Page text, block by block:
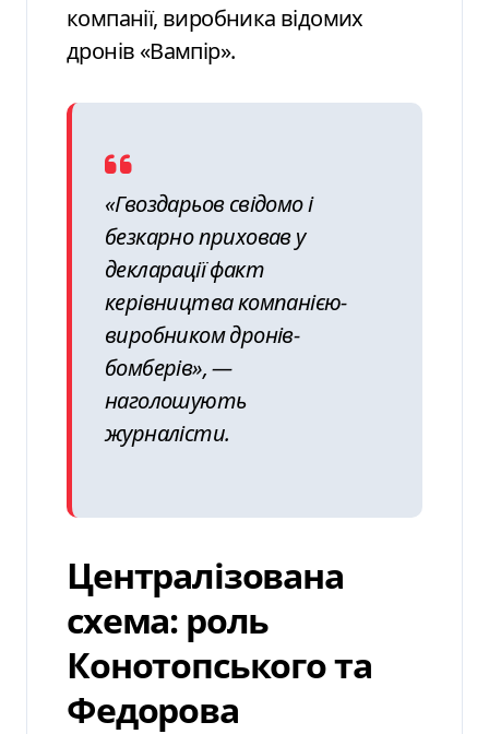
компанії, виробника відомих
дронів «Вампір».
«Гвоздарьов свідомо і
безкарно приховав у
декларації факт
керівництва компанією-
виробником дронів-
бомберів», —
наголошують
журналісти.
Централізована
схема: роль
Конотопського та
Федорова